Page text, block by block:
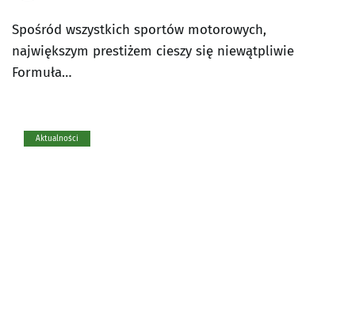
Spośród wszystkich sportów motorowych,
największym prestiżem cieszy się niewątpliwie
Formuła…
Aktualności